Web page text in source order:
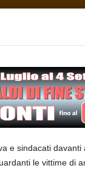
e sindacati davanti
le vittime di